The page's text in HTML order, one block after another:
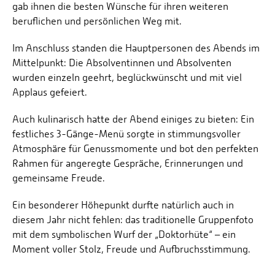
gab ihnen die besten Wünsche für ihren weiteren
beruflichen und persönlichen Weg mit.
Im Anschluss standen die Hauptpersonen des Abends im
Mittelpunkt: Die Absolventinnen und Absolventen
wurden einzeln geehrt, beglückwünscht und mit viel
Applaus gefeiert.
Auch kulinarisch hatte der Abend einiges zu bieten: Ein
festliches 3-Gänge-Menü sorgte in stimmungsvoller
Atmosphäre für Genussmomente und bot den perfekten
Rahmen für angeregte Gespräche, Erinnerungen und
gemeinsame Freude.
Ein besonderer Höhepunkt durfte natürlich auch in
diesem Jahr nicht fehlen: das traditionelle Gruppenfoto
mit dem symbolischen Wurf der „Doktorhüte“ – ein
Moment voller Stolz, Freude und Aufbruchsstimmung.